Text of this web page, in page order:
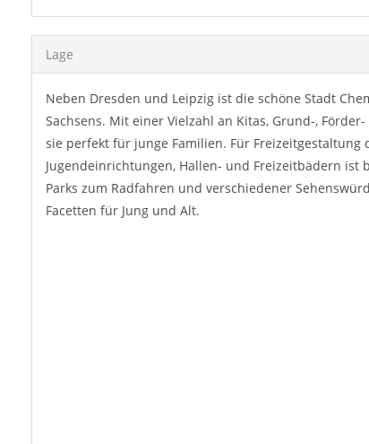
Lage
Neben Dresden und Leipzig ist die schöne Stadt
Sachsens. Mit einer Vielzahl an Kitas, Grund-,
sie perfekt für junge Familien. Für Freizeitgestaltung
Jugendeinrichtungen, Hallen- und Freizeitbädern ist
Parks zum Radfahren und verschiedener
Facetten für Jung und Alt.